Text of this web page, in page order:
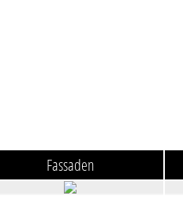
Fassaden